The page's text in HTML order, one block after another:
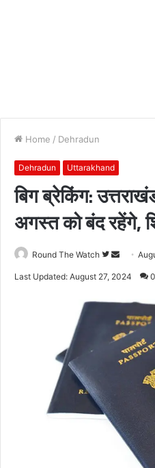
Home / Dehradun
Dehradun Uttarakhand
बिग ब्रेकिंग:
अगस्त को बंद रहेंगे,
Round The Watch
Follow
Send
Last Updated: August 27, 2024 0